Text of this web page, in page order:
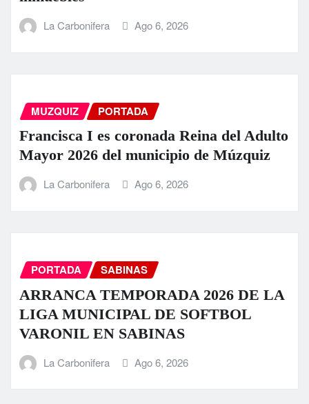
La Carbonifera Ago 6, 2026
MUZQUIZ PORTADA
Francisca I es coronada Reina del Adulto
Mayor 2026 del municipio de Múzquiz
La Carbonifera Ago 6, 2026
PORTADA SABINAS
ARRANCA TEMPORADA 2026 DE LA
LIGA MUNICIPAL DE SOFTBOL
VARONIL EN SABINAS
La Carbonifera Ago 6, 2026